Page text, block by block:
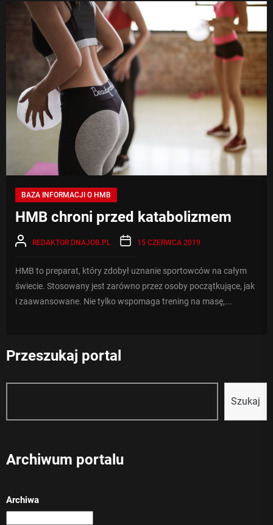
BAZA INFORMACJI O HMB
HMB chroni przed katabolizmem
REDAKTOR DNAJOB.PL 15 CZERWCA 2019
HMB to preparat, który zdobył uznanie sportowców na całym
świecie. Stosowany jest zarówno przez osoby początkujące, jak
i zaawansowane. Nie tylko wspomaga trening na masę,...
Przeszukaj portal
Szukaj
Archiwum portalu
Archiwa